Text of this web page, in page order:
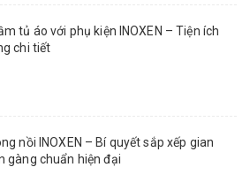
tủ áo với phụ kiện INOXEN – Tiện ích
chi tiết
nồi INOXEN – Bí quyết sắp xếp gian
gàng chuẩn hiện đại